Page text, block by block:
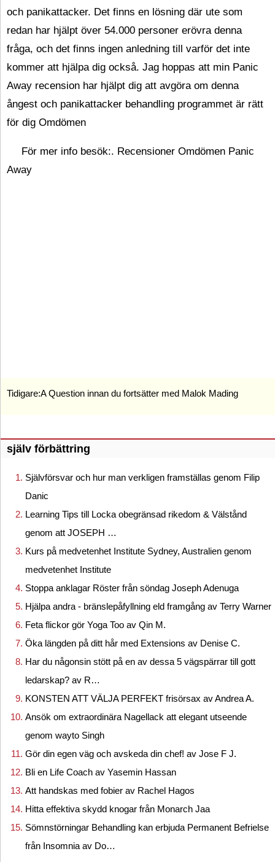
och panikattacker. Det finns en lösning där ute som
redan har hjälpt över 54.000 personer erövra denna
fråga, och det finns ingen anledning till varför det inte
kommer att hjälpa dig också. Jag hoppas att min Panic
Away recension har hjälpt dig att avgöra om denna
ångest och panikattacker behandling programmet är rätt
för dig Omdömen
För mer info besök:. Recensioner Omdömen Panic
Away
Tidigare:A Question innan du fortsätter med Malok Mading
själv förbättring
Självförsvar och hur man verkligen framställas genom Filip
Danic
Learning Tips till Locka obegränsad rikedom & Välstånd
genom att JOSEPH …
Kurs på medvetenhet Institute Sydney, Australien genom
medvetenhet Institute
Stoppa anklagar Röster från söndag Joseph Adenuga
Hjälpa andra - bränslepåfyllning eld framgång av Terry Warner
Feta flickor gör Yoga Too av Qin M.
Öka längden på ditt hår med Extensions av Denise C.
Har du någonsin stött på en av dessa 5 vägspärrar till gott
ledarskap? av R…
KONSTEN ATT VÄLJA PERFEKT frisörsax av Andrea A.
Ansök om extraordinära Nagellack att elegant utseende
genom wayto Singh
Gör din egen väg och avskeda din chef! av Jose F J.
Bli en Life Coach av Yasemin Hassan
Att handskas med fobier av Rachel Hagos
Hitta effektiva skydd knogar från Monarch Jaa
Sömnstörningar Behandling kan erbjuda Permanent Befrielse
från Insomnia av Do…